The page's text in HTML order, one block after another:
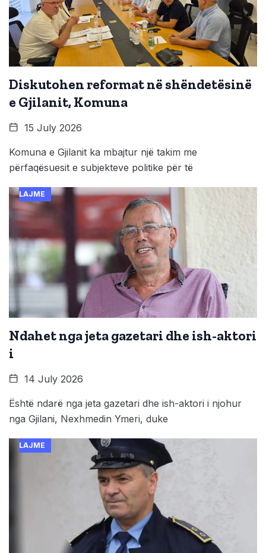
Diskutohen reformat në shëndetësinë
e Gjilanit, Komuna
15 July 2026
Komuna e Gjilanit ka mbajtur një takim me
përfaqësuesit e subjekteve politike për të
LAJME
Ndahet nga jeta gazetari dhe ish-aktori
i
14 July 2026
Është ndarë nga jeta gazetari dhe ish-aktori i njohur
nga Gjilani, Nexhmedin Ymeri, duke
LAJME